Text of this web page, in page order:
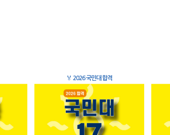
🏅 2026 국민대 합격